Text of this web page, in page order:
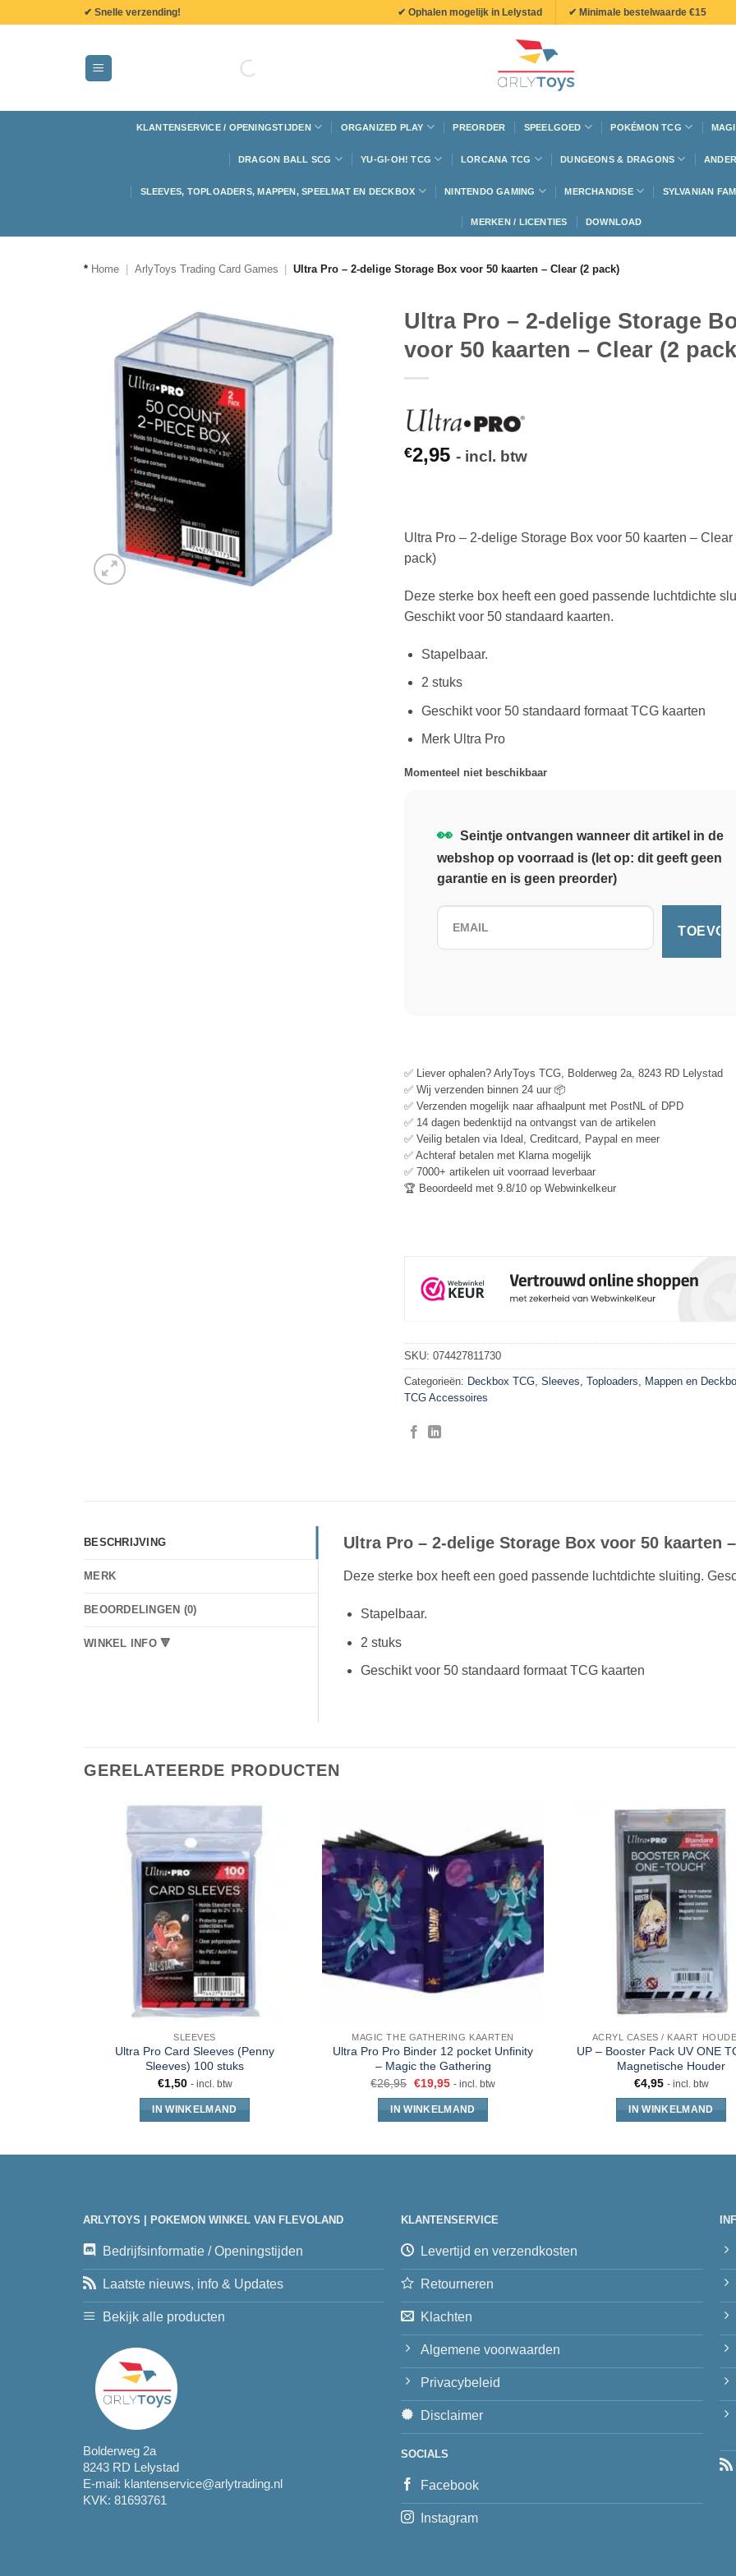
✔ Snelle verzending! ✔ Ophalen mogelijk in Lelystad ✔ Minimale bestelwaarde €15
KLANTENSERVICE / OPENINGSTIJDEN ORGANIZED PLAY PREORDER SPEELGOED POKÉMON TCG
DRAGON BALL SCG YU-GI-OH! TCG LORCANA TCG DUNGEONS & DRAGONS
SLEEVES, TOPLOADERS, MAPPEN, SPEELMAT EN DECKBOX NINTENDO GAMING MERCHANDISE SYLVANIAN
MERKEN / LICENTIES DOWNLOAD
* Home ArlyToys Trading Card Games Ultra Pro – 2-delige Storage Box voor 50 kaarten – Clear (2 pack)
Ultra Pro – 2-delige Storage
voor 50 kaarten – Clear (2
€2,95 - incl. btw
Ultra Pro – 2-delige Storage Box voor 50 kaarten – Clear
pack)
Deze sterke box heeft een goed passende luchtdichte
Geschikt voor 50 standaard kaarten.
Stapelbaar.
2 stuks
Geschikt voor 50 standaard formaat TCG kaarten
Merk Ultra Pro
Momenteel niet beschikbaar
👀 Seintje ontvangen wanneer dit artikel in de
webshop op voorraad is (let op: dit geeft geen
garantie en is geen preorder)
✅ Liever ophalen? ArlyToys TCG, Bolderweg 2a, 8243 RD Lelystad
✅ Wij verzenden binnen 24 uur 📦
✅ Verzenden mogelijk naar afhaalpunt met PostNL of DPD
✅ 14 dagen bedenktijd na ontvangst van de artikelen
✅ Veilig betalen via Ideal, Creditcard, Paypal en meer
✅ Achteraf betalen met Klarna mogelijk
✅ 7000+ artikelen uit voorraad leverbaar
🏆 Beoordeeld met 9.8/10 op Webwinkelkeur
SKU: 074427811730
Categorieën: Deckbox TCG, Sleeves, Toploaders, Mappen en
TCG Accessoires
BESCHRIJVING
MERK
BEOORDELINGEN (0)
WINKEL INFO 🔻
Ultra Pro – 2-delige Storage Box voor 50 kaarten
Deze sterke box heeft een goed passende luchtdichte sluiting.
Stapelbaar.
2 stuks
Geschikt voor 50 standaard formaat TCG kaarten
GERELATEERDE PRODUCTEN
SLEEVES
Ultra Pro Card Sleeves (Penny
Sleeves) 100 stuks
€1,50 - incl. btw
IN WINKELMAND
MAGIC THE GATHERING KAARTEN
Ultra Pro Pro Binder 12 pocket Unfinity
– Magic the Gathering
€26,95 €19,95 - incl. btw
IN WINKELMAND
ACRYL CASES / KAART
UP – Booster Pack UV ONE
Magnetische Houder
€4,95 - incl. btw
IN WINKELMAND
ARLYTOYS | POKEMON WINKEL VAN FLEVOLAND
Bedrijfsinformatie / Openingstijden
Laatste nieuws, info & Updates
Bekijk alle producten
Bolderweg 2a
8243 RD Lelystad
E-mail: klantenservice@arlytrading.nl
KVK: 81693761
KLANTENSERVICE
Levertijd en verzendkosten
Retourneren
Klachten
Algemene voorwaarden
Privacybeleid
Disclaimer
SOCIALS
Facebook
Instagram